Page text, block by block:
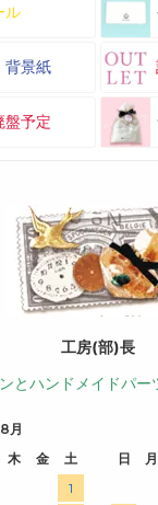
ル
背景紙
盤予定
工房(部)長
とハンドメイドパ
月
木 金
土
1
日
月